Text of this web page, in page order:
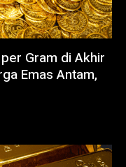
Gram di Akhir
Emas Antam,